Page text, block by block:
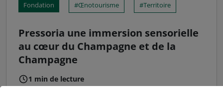
Fondation Œnotourisme Territoire
Pressoria une immersion sensorielle
au cœur du Champagne et de la
Champagne
1 min de lecture